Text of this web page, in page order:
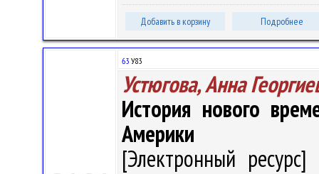
Добавить в корзину Подробнее
63 У83
Устюгова, Анна
История нового
Америки
[Электронный